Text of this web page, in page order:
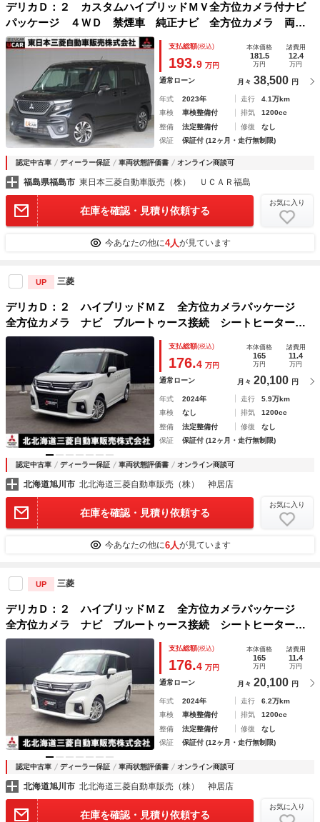
デリカＤ：２ カスタムハイブリッドＭＶ全方位カメラ付ナビ
パッケージ ４ＷＤ 禁煙車 純正ナビ 全方位カメラ 両側
電動スライドドア 衝突被害軽減ブレーキ 車線逸脱警報 レ
ーダークルコン シートヒーター ワンオーナー ＬＥＤヘッ
ドライト＆フォグランプ アイドリングストップ
支払総額(税込)
193.9 万円
本体価格
181.5
万円
諸費用
12.4
万円
通常ローン 月々 38,500 円
年式 2023年 走行
4.1万km
車検
車検整備付 排気
1200cc
整備
法定整備付 修復
なし
保証
保証付 (12ヶ月・走行無制限)
認定中古車 ディーラー保証 車両状態評価書 オンライン商談可
福島県福島市 東日本三菱自動車販売（株） ＵＣＡＲ福島
在庫を確認・見積り依頼する
お気に入り
今あなたの他に4人が見ています
UP 三菱
デリカＤ：２ ハイブリッドＭＺ 全方位カメラパッケージ
全方位カメラ ナビ ブルートゥース接続 シートヒーター
ＥＴＣ シートヒーター 両側パワースライドドア パーキン
グセンサー ＵＳＢポート リアサーキュレーター 認定中古
車保証付き
支払総額(税込)
176.4 万円
本体価格
165
万円
諸費用
11.4
万円
通常ローン 月々 20,100 円
年式 2024年 走行
5.9万km
車検
なし 排気
1200cc
整備
法定整備付 修復
なし
保証
保証付 (12ヶ月・走行無制限)
認定中古車 ディーラー保証 車両状態評価書 オンライン商談可
北海道旭川市 北北海道三菱自動車販売（株） 神居店
在庫を確認・見積り依頼する
お気に入り
今あなたの他に6人が見ています
UP 三菱
デリカＤ：２ ハイブリッドＭＺ 全方位カメラパッケージ
全方位カメラ ナビ ブルートゥース接続 シートヒーター
ＥＴＣ シートヒーター 両側パワースライドドア パーキン
グセンサー ＵＳＢポート リアサーキュレーター 認定中古
車保証付き
支払総額(税込)
176.4 万円
本体価格
165
万円
諸費用
11.4
万円
通常ローン 月々 20,100 円
年式 2024年 走行
6.2万km
車検
車検整備付 排気
1200cc
整備
法定整備付 修復
なし
保証
保証付 (12ヶ月・走行無制限)
認定中古車 ディーラー保証 車両状態評価書 オンライン商談可
北海道旭川市 北北海道三菱自動車販売（株） 神居店
在庫を確認・見積り依頼する
お気に入り